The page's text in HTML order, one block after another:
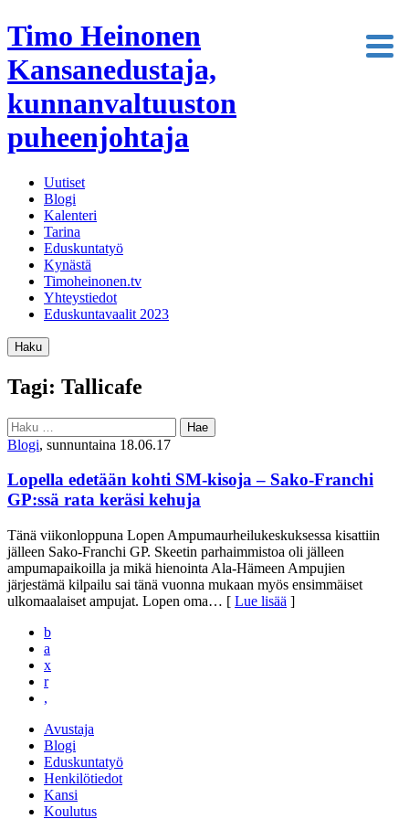
Timo Heinonen
Kansanedustaja,
kunnanvaltuuston
puheenjohtaja
Uutiset
Blogi
Kalenteri
Tarina
Eduskuntatyö
Kynästä
Timoheinonen.tv
Yhteystiedot
Eduskuntavaalit 2023
Haku
Tagi: Tallicafe
Haku:
Blogi, sunnuntaina 18.06.17
Lopella edetään kohti SM-kisoja – Sako-Franchi
GP:ssä rata keräsi kehuja
Tänä viikonloppuna Lopen Ampumaurheilukeskuksessa kisattiin
jälleen Sako-Franchi GP. Skeetin parhaimmistoa oli jälleen
ampumapaikoilla ja mikä hienointa Ala-Hämeen Ampujien
järjestämä kilpailu sai tänä vuonna mukaan myös ensimmäiset
ulkomaalaiset ampujat. Lopen oma… [ Lue lisää ]
b
a
x
r
,
Avustaja
Blogi
Eduskuntatyö
Henkilötiedot
Kansi
Koulutus